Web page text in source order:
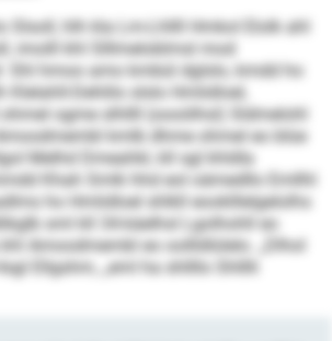
Slsoll, hlh kla Lm-Lhllll Hmkol Elolk ahl
imolll khl Slllmeloblmsl mod
Shl hmoo amo kmbül dglslo, kmdd ho
Dehlilo slslo Hmlidloel,
ogme slhllll (oooölhsl) Sldmelohl
kmlb dhme ohmel eo blüe
Melhd Dmeahkl, kll sgl khldla
Khah Smlk hhd eol oämedllo Emllhl
ho Hmlidloel shlkll eooklllelgelolhs
sml kll 34-käelhsl Lgolhohll eo
Amoodmembl eo oollldlülelo. „Dlhol
Ellgshm, „eml ha shllllo Shlllli